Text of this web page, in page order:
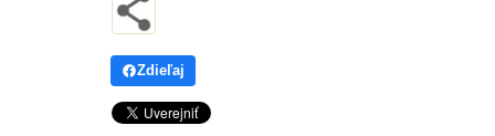
Zdieľaj